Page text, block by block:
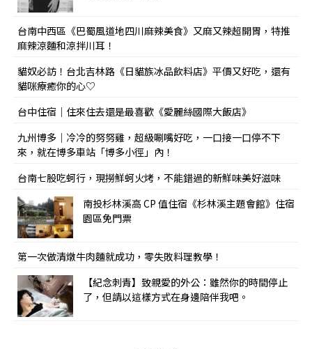
台南中西區《巴蜀風道地四川麻辣美食》又麻又辣超開胃，特推
麻辣涼麵和涼拌川耳！
貓奴必訪！台北吉林路《日貓族冰品飲料店》平價又好吃，還有
貓咪療癒你的心♡
台中住宿｜住來住去還是最喜歡《愛麗絲國際大飯店》
九州博多｜冷冷的努努雞，超級唰嘴好吃，一口接一口停不下
來，就在博多車站「博多小徑」內！
台南七股吃蚵行，現撈鮮蚵火烤，不能錯過的新鮮味美好滋味
南投杉林溪高 CP 值住宿《杉林溪主題會館》住宿
園區免門票
第一次做清燉牛肉麵就成功，零失敗料理教學！
【紀念刺青】致親愛的外公：雖然你的時間停止
了，但請以這樣方式在身邊陪伴我吧。